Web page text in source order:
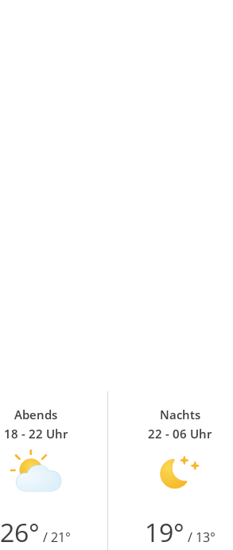
Abends
18 - 22 Uhr
Nachts
22 - 06 Uhr
26° / 21° 19° / 13°